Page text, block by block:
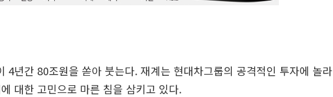
4년간 80조원을 쏟아 붓는다. 재계는 현대차그룹의 공격적인 투자에 놀라
대한 고민으로 마른 침을 삼키고 있다.